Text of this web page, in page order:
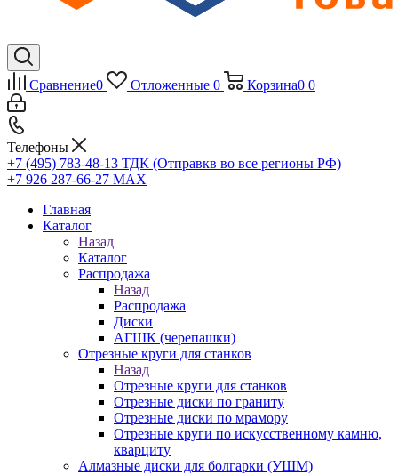
Сравнение0 Отложенные 0 Корзина0 0
Телефоны
+7 (495) 783-48-13 ТДК (Отправкв во все регионы РФ)
+7 926 287-66-27 МАХ
Главная
Каталог
Назад
Каталог
Распродажа
Назад
Распродажа
Диски
АГШК (черепашки)
Отрезные круги для станков
Назад
Отрезные круги для станков
Отрезные диски по граниту
Отрезные диски по мрамору
Отрезные круги по искусственному камню,
кварциту
Алмазные диски для болгарки (УШМ)